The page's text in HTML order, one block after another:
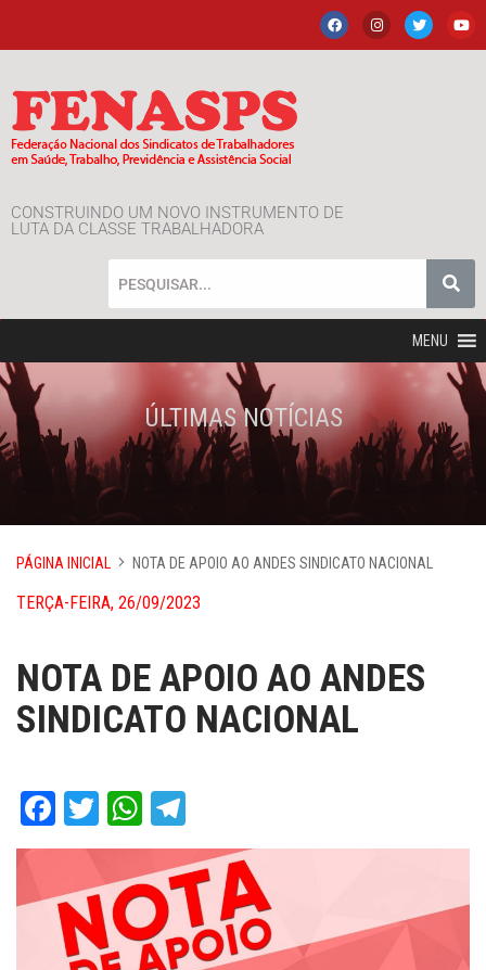
CONSTRUINDO UM NOVO INSTRUMENTO DE
LUTA DA CLASSE TRABALHADORA
MENU
ÚLTIMAS NOTÍCIAS
PÁGINA INICIAL NOTA DE APOIO AO ANDES SINDICATO NACIONAL
TERÇA-FEIRA, 26/09/2023
NOTA DE APOIO AO ANDES
SINDICATO NACIONAL
Facebook
TwitterWhatsApp